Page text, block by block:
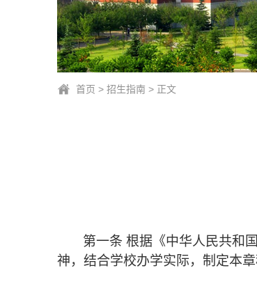
首页 > 招生指南 > 正文
第一条 根据《中华人民共和
神，结合学校办学实际，制定本章